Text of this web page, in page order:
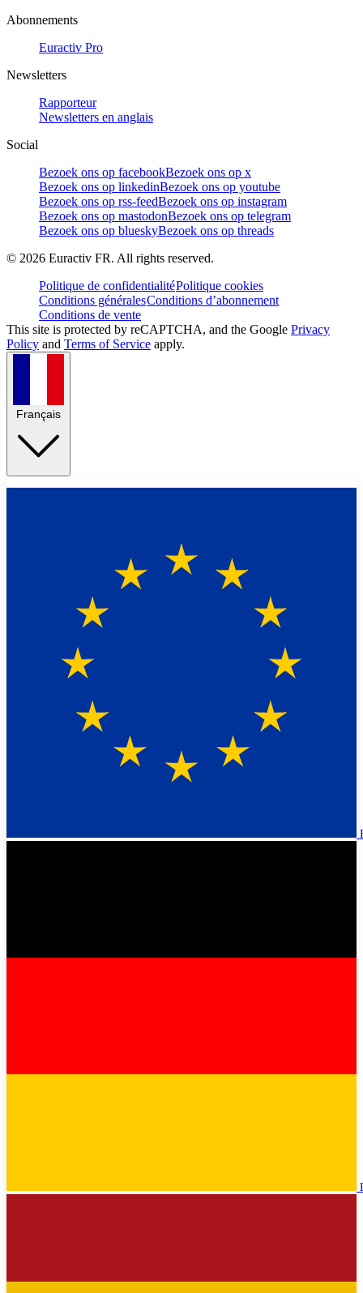
Abonnements
Euractiv Pro
Newsletters
Rapporteur
Newsletters en anglais
Social
Bezoek ons op facebookBezoek ons op x
Bezoek ons op linkedinBezoek ons op youtube
Bezoek ons op rss-feedBezoek ons op instagram
Bezoek ons op mastodonBezoek ons op telegram
Bezoek ons op blueskyBezoek ons op threads
© 2026 Euractiv FR. All rights reserved.
Politique de confidentialitéPolitique cookies
Conditions généralesConditions d’abonnement
Conditions de vente
This site is protected by reCAPTCHA, and the Google Privacy
Policy and Terms of Service apply.
Français